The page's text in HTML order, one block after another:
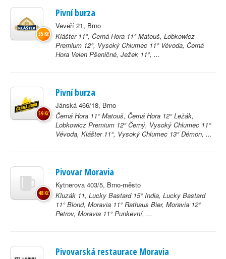
Pivní burza
Veveří 21, Brno
Klášter 11°, Černá Hora 11° Matouš, Lobkowicz
Premium 12°, Vysoký Chlumec 11° Vévoda, Černá
Hora Velen Pšeničné, Ježek 11°, ...
35 Kč
Pivní burza
Jánská 466/18, Brno
Černá Hora 11° Matouš, Černá Hora 12° Ležák,
Lobkowicz Premium 12° Černý, Vysoký Chlumec 11°
Vévoda, Klášter 11°, Vysoký Chlumec 13° Démon, ...
59 Kč
Pivovar Moravia
Kytnerova 403/5, Brno-město
Kluzák 11, Lucky Bastard 15° India, Lucky Bastard
11° Blond, Moravia 11° Rathaus Bier, Moravia 12°
Petrov, Moravia 11° Punkevní, ...
48 Kč
Pivovarská restaurace Moravia